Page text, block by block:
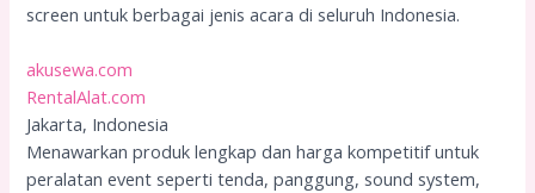
screen untuk berbagai jenis acara di seluruh Indonesia.
akusewa.com
RentalAlat.com
Jakarta, Indonesia
Menawarkan produk lengkap dan harga kompetitif untuk
peralatan event seperti tenda, panggung, sound system,